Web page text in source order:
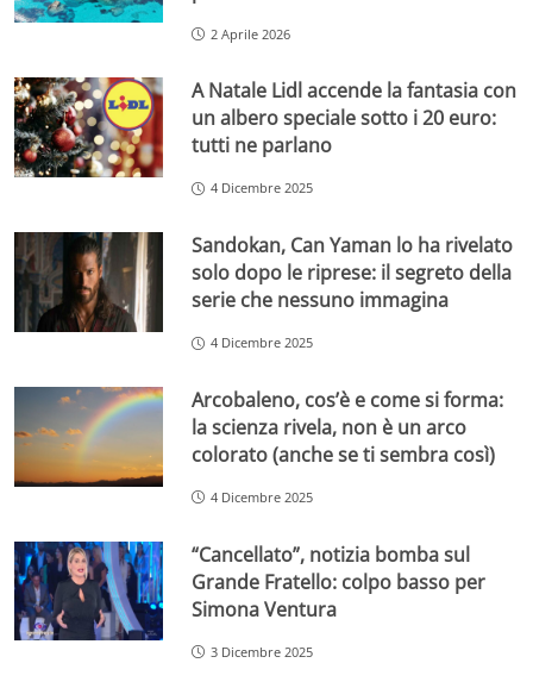
2 Aprile 2026
A Natale Lidl accende la fantasia con
un albero speciale sotto i 20 euro:
tutti ne parlano
4 Dicembre 2025
Sandokan, Can Yaman lo ha rivelato
solo dopo le riprese: il segreto della
serie che nessuno immagina
4 Dicembre 2025
Arcobaleno, cos’è e come si forma:
la scienza rivela, non è un arco
colorato (anche se ti sembra così)
4 Dicembre 2025
“Cancellato”, notizia bomba sul
Grande Fratello: colpo basso per
Simona Ventura
3 Dicembre 2025